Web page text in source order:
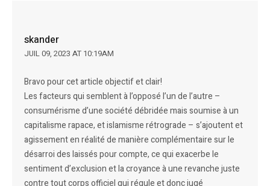
skander
JUIL 09, 2023 AT 10:19AM
Bravo pour cet article objectif et clair!
Les facteurs qui semblent à l’opposé l’un de l’autre –
consumérisme d’une société débridée mais soumise à un
capitalisme rapace, et islamisme rétrograde – s’ajoutent et
agissement en réalité de manière complémentaire sur le
désarroi des laissés pour compte, ce qui exacerbe le
sentiment d’exclusion et la croyance à une revanche juste
contre tout corps officiel qui régule et donc jugé